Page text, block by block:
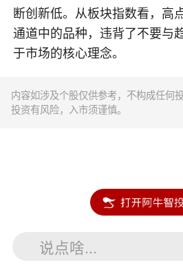
断创新低。从板块指数看，高
通道中的品种，违背了不要与
于市场的核心理念。
内容如涉及个股仅供参考，不构成任何
投资有风险，入市须谨慎。
说点啥...